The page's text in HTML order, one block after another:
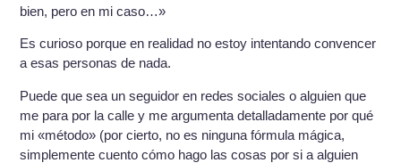
bien, pero en mi caso…»
Es curioso porque en realidad no estoy intentando convencer
a esas personas de nada.
Puede que sea un seguidor en redes sociales o alguien que
me para por la calle y me argumenta detalladamente por qué
mi «método» (por cierto, no es ninguna fórmula mágica,
simplemente cuento cómo hago las cosas por si a alguien